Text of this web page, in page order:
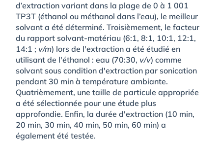
d’extraction variant dans la plage de 0 à 1 001
TP3T (éthanol ou méthanol dans l’eau), le meilleur
solvant a été déterminé. Troisièmement, le facteur
du rapport solvant-matériau (6:1, 8:1, 10:1, 12:1,
14:1 ; v/m) lors de l'extraction a été étudié en
utilisant de l'éthanol : eau (70:30, v/v) comme
solvant sous condition d'extraction par sonication
pendant 30 min à température ambiante.
Quatrièmement, une taille de particule appropriée
a été sélectionnée pour une étude plus
approfondie. Enfin, la durée d'extraction (10 min,
20 min, 30 min, 40 min, 50 min, 60 min) a
également été testée.